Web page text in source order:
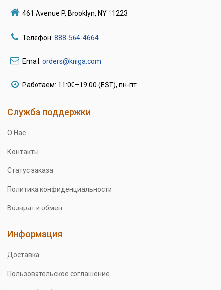
461 Avenue P, Brooklyn, NY 11223
Телефон: 888-564-4664
Email: orders@kniga.com
Работаем: 11:00–19:00 (EST), пн-пт
Служба поддержки
О Нас
Контакты
Статус заказа
Политика конфиденциальности
Возврат и обмен
Информация
Доставка
Пользовательское соглашение